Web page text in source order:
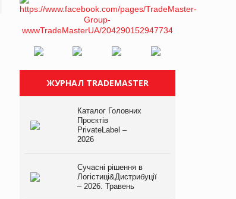
ЖУРНАЛ TRADEMASTER
Каталог Головних
Проєктів
PrivateLabel –
2026
Сучасні рішення в
Логістиці&Дистрибуції
– 2026. Травень